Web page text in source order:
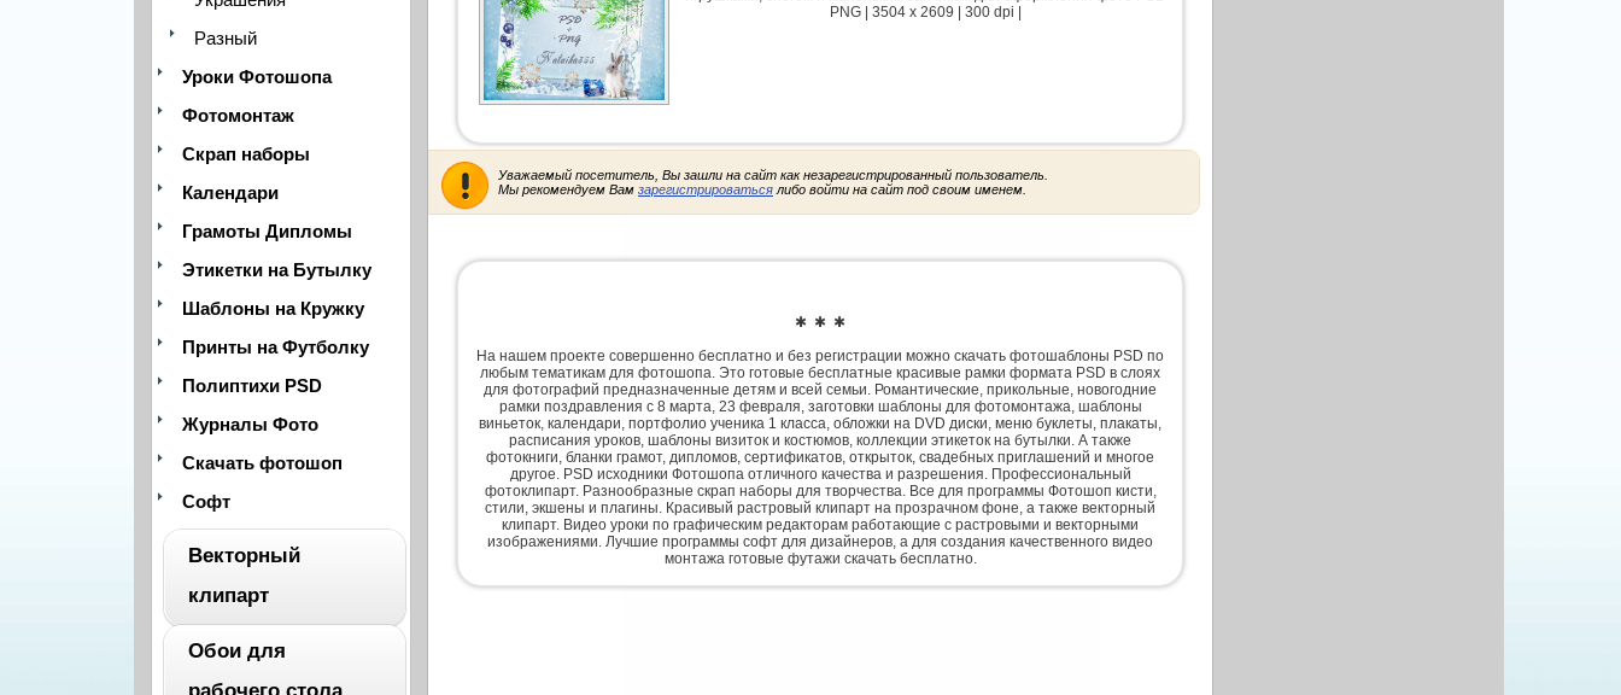
Разный
Уроки Фотошопа
Фотомонтаж
Скрап наборы
Календари
Грамоты Дипломы
Этикетки на Бутылку
Шаблоны на Кружку
Принты на Футболку
Полиптихи PSD
Журналы Фото
Скачать фотошоп
Софт
Векторный
клипарт
Обои для
PNG | 3504 x 2609 | 300 dpi |
Уважаемый посетитель, Вы зашли на сайт как незарегистрированный пользователь.
Мы рекомендуем Вам зарегистрироваться либо войти на сайт под своим именем.
✱ ✱ ✱
На нашем проекте совершенно бесплатно и без регистрации можно скачать фотошаблоны PSD по
любым тематикам для фотошопа. Это готовые бесплатные красивые рамки формата PSD в слоях
для фотографий предназначенные детям и всей семьи. Романтические, прикольные, новогодние
рамки поздравления с 8 марта, 23 февраля, заготовки шаблоны для фотомонтажа, шаблоны
виньеток, календари, портфолио ученика 1 класса, обложки на DVD диски, меню буклеты, плакаты,
расписания уроков, шаблоны визиток и костюмов, коллекции этикеток на бутылки. А также
фотокниги, бланки грамот, дипломов, сертификатов, открыток, свадебных приглашений и многое
другое. PSD исходники Фотошопа отличного качества и разрешения. Профессиональный
фотоклипарт. Разнообразные скрап наборы для творчества. Все для программы Фотошоп кисти,
стили, экшены и плагины. Красивый растровый клипарт на прозрачном фоне, а также векторный
клипарт. Видео уроки по графическим редакторам работающие с растровыми и векторными
изображениями. Лучшие программы софт для дизайнеров, а для создания качественного видео
монтажа готовые футажи скачать бесплатно.